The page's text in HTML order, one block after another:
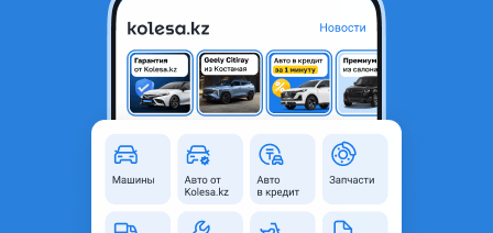
Kia Seltos 2024 года
Ежемесячный платёж